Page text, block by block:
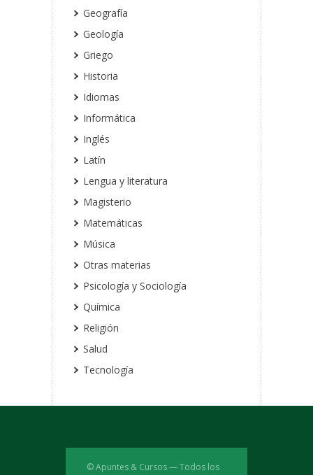
Geografía
Geología
Griego
Historia
Idiomas
Informática
Inglés
Latín
Lengua y literatura
Magisterio
Matemáticas
Música
Otras materias
Psicología y Sociología
Química
Religión
Salud
Tecnología
© Apuntes & Cursos — Todos los